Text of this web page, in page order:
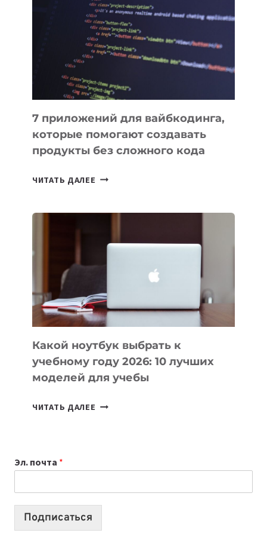
ИНСТРУМЕНТОВ
ДЛЯ
РАБОТЫ
7 приложений для вайбкодинга,
которые помогают создавать
продукты без сложного кода
ЧИТАТЬ ДАЛЕЕ 7
ПОМОГАЮТ
СОЗДАВАТЬ
БЕЗ
СЛОЖНОГО
КОДА
Какой ноутбук выбрать к
учебному году 2026: 10 лучших
моделей для учебы
ЧИТАТЬ ДАЛЕЕ КАКОЙ
2026:
10
Эл. почта *
Подписаться